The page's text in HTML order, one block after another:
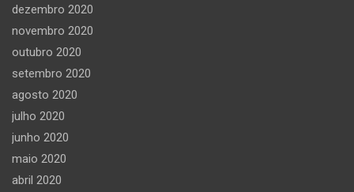
dezembro 2020
novembro 2020
outubro 2020
setembro 2020
agosto 2020
julho 2020
junho 2020
maio 2020
abril 2020